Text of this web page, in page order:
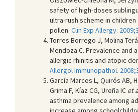
safety of high-doses
ultra-rush scheme in
pollen. Clin Exp Allergy.
Torres Borrego J, Molina
Mendoza C. Prevalence
allergic rhinitis and atopic
Allergol Immunopathol.
García Marcos L, Quirós AB,
Grima F, Kíaz CG, Ureña IC et
asthma prevalence among